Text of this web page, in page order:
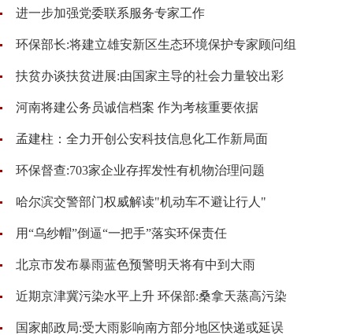
进一步加强党委联系服务专家工作
环保部长:将建立雄安新区生态环境保护专家顾问组
扶贫办谈扶贫进展:由国家主导的社会力量较出彩
河南将建公务员诚信档案 作为考核重要依据
孟建柱：全力开创公安科技信息化工作新局面
环保督查:703家企业存挥发性有机物治理问题
哈尔滨交警部门权威解读"机动车不避让行人"
用“乌纱帽”倒逼“一把手”落实环保责任
北京市发布暴雨蓝色预警明天将有中到大雨
近期京津冀污染水平上升 环保部:桑拿天蒸高污染
国家邮政局:受大雨影响南方部分地区快递或延误